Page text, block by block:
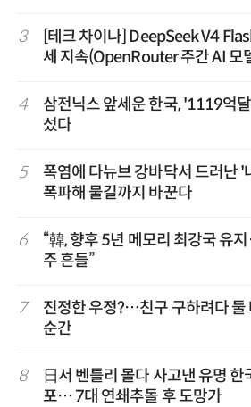
3
[테크 차이나] DeepSeek V4
세 지속(OpenRouter 주간 AI 모
4
삼전닉스 앞세운 한국, '1119억
섰다
5
폭염에 다뉴브 강바닥서 드러난
폭파해 물길까지 바꾼다
6
“韓, 향후 5년 메모리 최강국 유
주 흔들”
7
진정한 우정?…친구 구하려다 둘
순간
8
日서 벤틀리 몰다 사고낸 유명 한
포… 7대 연쇄추돌 후 도망가